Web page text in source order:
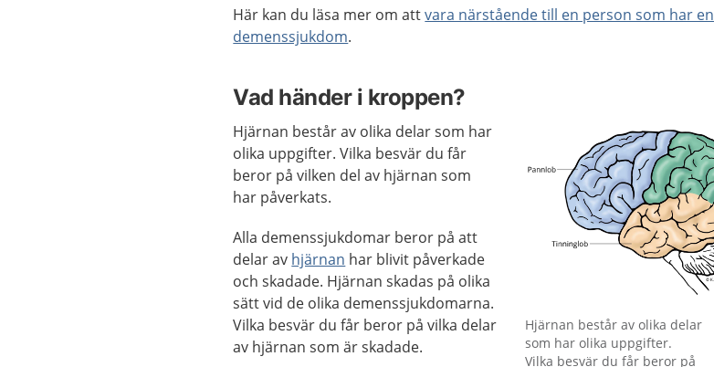
Här kan du läsa mer om attvara närstående till en person som har en
demenssjukdom.
Vad händer i kroppen?
Förstora bilden
Hjärnan består av olika delar
som har olika uppgifter.
Vilka besvär du får beror på
Hjärnan består av olika delar som har
olika uppgifter. Vilka besvär du får
beror på vilken del av hjärnan som
har påverkats.
Alla demenssjukdomar beror på att
delar av hjärnan har blivit påverkade
och skadade. Hjärnan skadas på olika
sätt vid de olika demenssjukdomarna.
Vilka besvär du får beror på vilka delar
av hjärnan som är skadade.